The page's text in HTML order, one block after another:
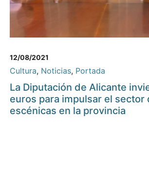
12/08/2021
Cultura, Noticias, Portada
La Diputación de Alicante
euros para impulsar el sector
escénicas en la provincia